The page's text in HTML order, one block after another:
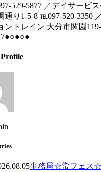
529-5877 ／デイサービ
通り1-5-8 ℡097-520-3350
ントレイン 大分市関園
事務局☆常フェス☆